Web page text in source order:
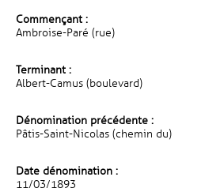
Commençant :
Ambroise-Paré (rue)
Terminant :
Albert-Camus (boulevard)
Dénomination précédente :
Pâtis-Saint-Nicolas (chemin du)
Date dénomination :
11/03/1893